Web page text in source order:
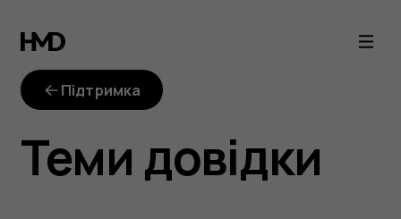
Чому
іноді
телефон
припиняє
Підтримка
Теми довідки